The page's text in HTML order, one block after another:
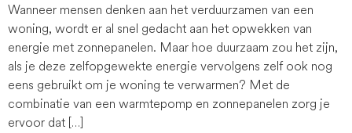
Wanneer mensen denken aan het verduurzamen van een
woning, wordt er al snel gedacht aan het opwekken van
energie met zonnepanelen. Maar hoe duurzaam zou het zijn,
als je deze zelfopgewekte energie vervolgens zelf ook nog
eens gebruikt om je woning te verwarmen? Met de
combinatie van een warmtepomp en zonnepanelen zorg je
ervoor dat […]